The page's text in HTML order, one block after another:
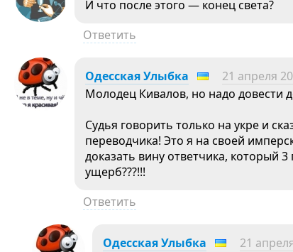
И что после этого — конец света?
Ответить
Одесская Улыбка 21 апреля
Молодец Кивалов, но надо довести
Судья говорить только на укре и
переводчика! Это я на своей
доказать вину ответчика, который
ущерб???!!!
Ответить
Одесская Улыбка 21